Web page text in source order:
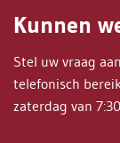
Kunnen
Stel uw vraag
telefonisch
zaterdag van